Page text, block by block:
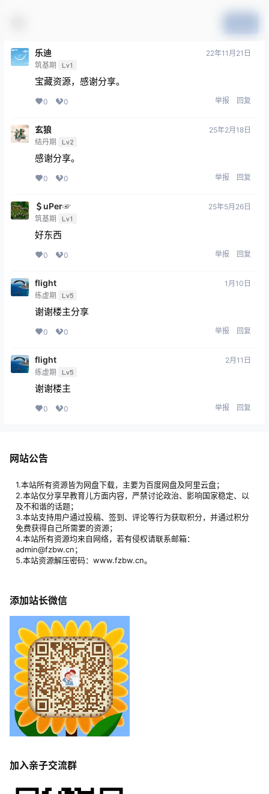
乐迪
筑基期 Lv1
22年11月21日
宝藏资源，感谢分享。
0 0 举报 回复
玄狼
结丹期 Lv2
25年2月18日
感谢分享。
0 0 举报 回复
＄uΡer☞
筑基期 Lv1
25年5月26日
好东西
0 0 举报 回复
flight
练虚期 Lv5
1月10日
谢谢楼主分享
0 0 举报 回复
flight
练虚期 Lv5
2月11日
谢谢楼主
0 0 举报 回复
网站公告
1.本站所有资源皆为网盘下载，主要为百度网盘及阿里云盘；
2.本站仅分享早教育儿方面内容，严禁讨论政治、影响国家稳定、以
及不和谐的话题；
3.本站支持用户通过投稿、签到、评论等行为获取积分，并通过积分
免费获得自己所需要的资源；
4.本站所有资源均来自网络，若有侵权请联系邮箱：
admin@fzbw.cn；
5.本站资源解压密码：www.fzbw.cn。
添加站长微信
加入亲子交流群